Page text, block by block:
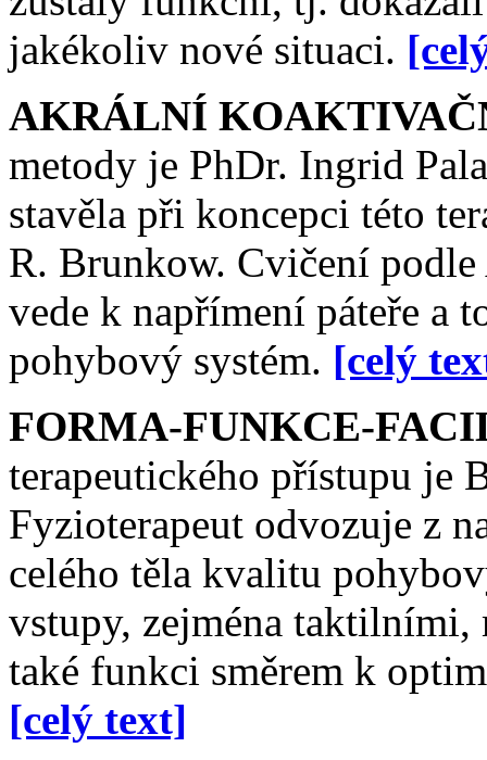
jakékoliv nové situaci.
AKRÁLNÍ
metody je PhDr. Ingrid
stavěla při koncepci této
R. Brunkow. Cvičení
vede k napřímení páteře a
pohybový systém. [celý
FORMA-FUNKCE-
terapeutického přístupu je
Fyzioterapeut odvozuje z
celého těla kvalitu
vstupy, zejména
také funkci směrem k
[celý text]